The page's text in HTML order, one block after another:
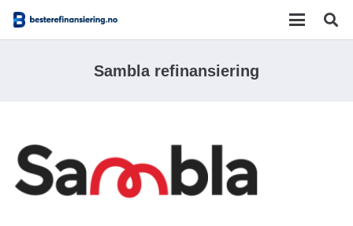
Sambla refinansiering